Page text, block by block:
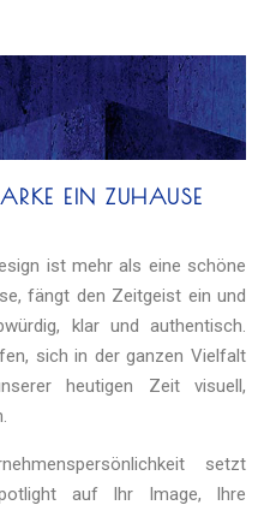
EIN ZUHAUSE
ist mehr als eine schöne
fängt den Zeitgeist ein und
klar und authentisch.
sich in der ganzen Vielfalt
heutigen Zeit visuell,
setzt
auf Ihr Image, Ihre